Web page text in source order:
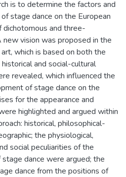
is to determine the factors and
stage dance on the European
and three-
new vision was proposed in the
which is based on both the
and social-cultural
revealed, which influenced the
of stage dance on the
for the appearance and
highlighted and argued within
historical, philosophical-
the physiological,
social peculiarities of the
dance were argued; the
dance from the positions of